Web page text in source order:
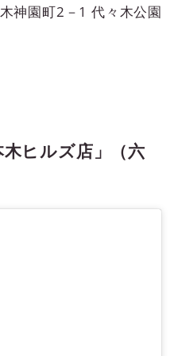
神園町2－1 代々木公園
木ヒルズ店」（六